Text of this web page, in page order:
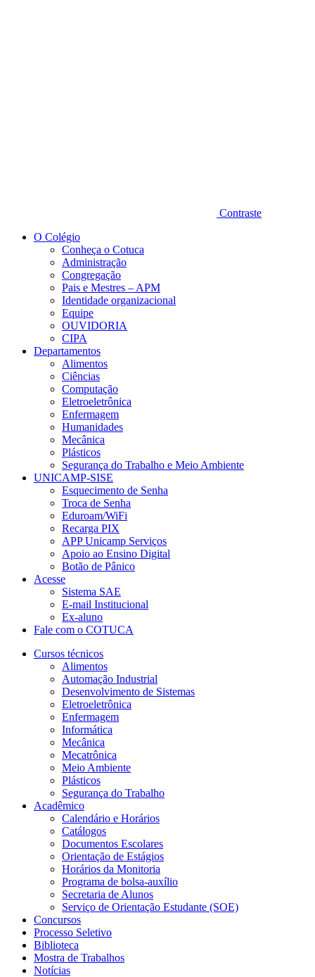
Contraste
O Colégio
Conheça o Cotuca
Administração
Congregação
Pais e Mestres – APM
Identidade organizacional
Equipe
OUVIDORIA
CIPA
Departamentos
Alimentos
Ciências
Computação
Eletroeletrônica
Enfermagem
Humanidades
Mecânica
Plásticos
Segurança do Trabalho e Meio Ambiente
UNICAMP-SISE
Esquecimento de Senha
Troca de Senha
Eduroam/WiFi
Recarga PIX
APP Unicamp Serviços
Apoio ao Ensino Digital
Botão de Pânico
Acesse
Sistema SAE
E-mail Institucional
Ex-aluno
Fale com o COTUCA
Cursos técnicos
Alimentos
Automação Industrial
Desenvolvimento de Sistemas
Eletroeletrônica
Enfermagem
Informática
Mecânica
Mecatrônica
Meio Ambiente
Plásticos
Segurança do Trabalho
Acadêmico
Calendário e Horários
Catálogos
Documentos Escolares
Orientação de Estágios
Horários da Monitoria
Programa de bolsa-auxílio
Secretaria de Alunos
Serviço de Orientação Estudante (SOE)
Concursos
Processo Seletivo
Biblioteca
Mostra de Trabalhos
Notícias